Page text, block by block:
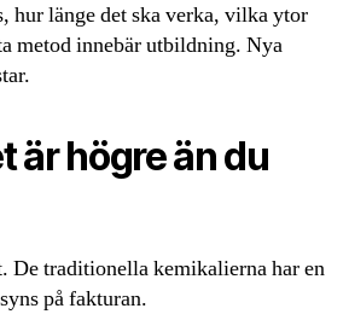
hur länge det ska verka, vilka ytor
metod innebär utbildning. Nya
är högre än du
De traditionella kemikalierna har en
på fakturan.